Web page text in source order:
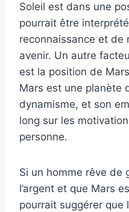
Soleil est dans une
pourrait être
reconnaissance et de
avenir. Un autre
est la position de
Mars est une planète
dynamisme, et son
long sur les
personne.
Si un homme rêve de
l’argent et que Mars
pourrait suggérer que